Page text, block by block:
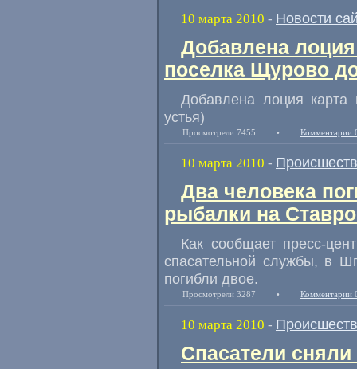
10 марта 2010 - Новости
Добавлена лоция
поселка Щурово
Добавлена лоция
устья)
Просмотрели 7455 • Комментарии
10 марта 2010 -
Два человека
рыбалки на
Как сообщает пресс-
спасательной службы, в
погибли двое.
Просмотрели 3287 • Комментарии
10 марта 2010 -
Спасатели